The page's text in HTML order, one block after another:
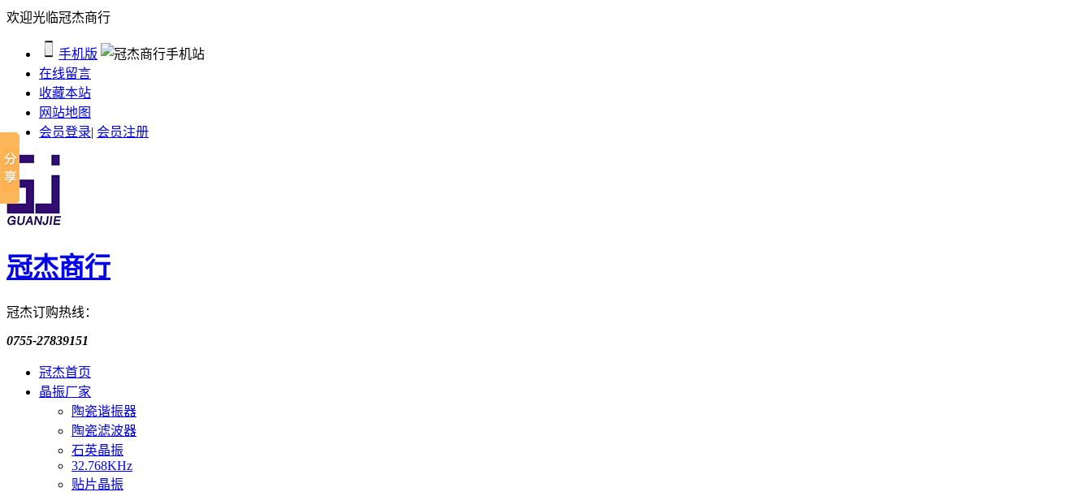
欢迎光临冠杰商行
手机版
在线留言
收藏本站
网站地图
会员登录| 会员注册
冠杰商行
冠杰订购热线：
0755-27839151
冠杰首页
晶振厂家
陶瓷谐振器
陶瓷滤波器
石英晶振
32.768KHz
贴片晶振